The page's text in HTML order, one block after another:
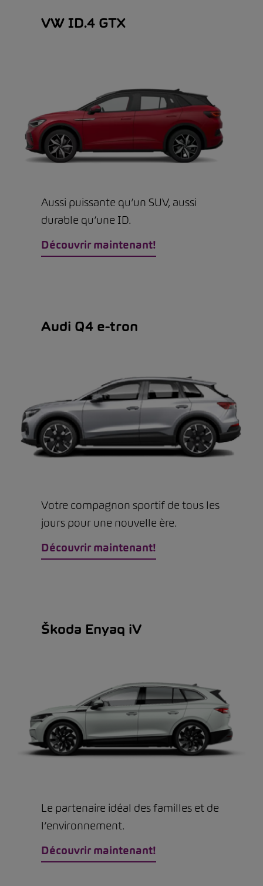
VW ID.4 GTX
Aussi puissante qu’un SUV, aussi
durable qu’une ID.
Découvrir maintenant!
Audi Q4 e-tron
Votre compagnon sportif de tous les
jours pour une nouvelle ère.
Découvrir maintenant!
Škoda Enyaq iV
Le partenaire idéal des familles et de
l’environnement.
Découvrir maintenant!